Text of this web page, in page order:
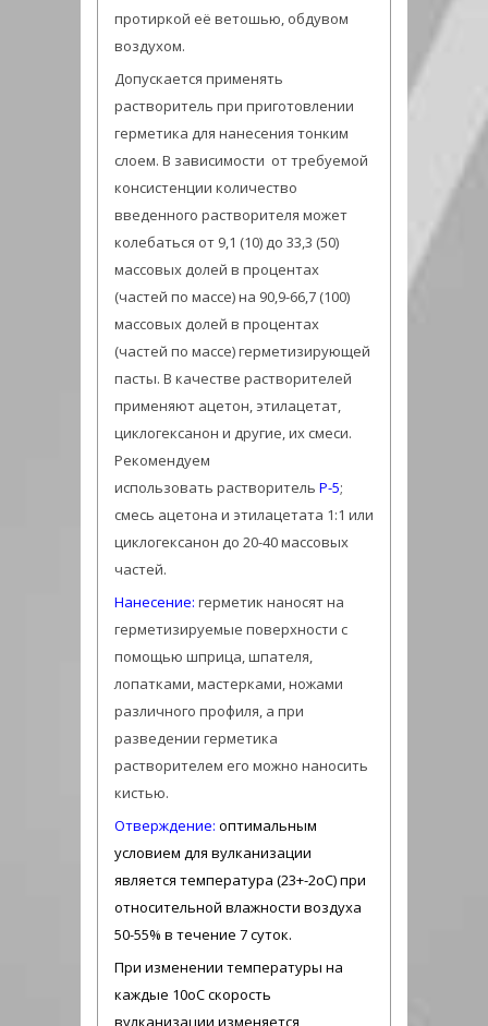
протиркой её ветошью, обдувом
воздухом.
Допускается применять
растворитель при приготовлении
герметика для нанесения тонким
слоем. В зависимости от требуемой
консистенции количество
введенного растворителя может
колебаться от 9,1 (10) до 33,3 (50)
массовых долей в процентах
(частей по массе) на 90,9-66,7 (100)
массовых долей в процентах
(частей по массе) герметизирующей
пасты. В качестве растворителей
применяют ацетон, этилацетат,
циклогексанон и другие, их смеси.
Рекомендуем
использовать растворитель Р-5;
смесь ацетона и этилацетата 1:1 или
циклогексанон до 20-40 массовых
частей.
Нанесение: герметик наносят на
герметизируемые поверхности с
помощью шприца, шпателя,
лопатками, мастерками, ножами
различного профиля, а при
разведении герметика
растворителем его можно наносить
кистью.
Отверждение: оптимальным
условием для вулканизации
является температура (23+-2оС) при
относительной влажности воздуха
50-55% в течение 7 суток.
При изменении температуры на
каждые 10оС скорость
вулканизации изменяется